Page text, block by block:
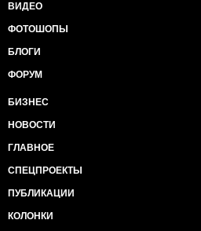
ВИДЕО
ФОТОШОПЫ
БЛОГИ
ФОРУМ
БИЗНЕС
НОВОСТИ
ГЛАВНОЕ
СПЕЦПРОЕКТЫ
ПУБЛИКАЦИИ
КОЛОНКИ